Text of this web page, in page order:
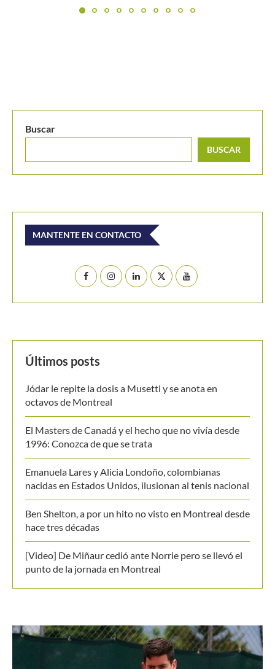
Buscar
BUSCAR
MANTENTE EN CONTACTO
Últimos posts
Jódar le repite la dosis a Musetti y se anota en
octavos de Montreal
El Masters de Canadá y el hecho que no vivía desde
1996: Conozca de que se trata
Emanuela Lares y Alicia Londoño, colombianas
nacidas en Estados Unidos, ilusionan al tenis nacional
Ben Shelton, a por un hito no visto en Montreal desde
hace tres décadas
[Video] De Miñaur cedió ante Norrie pero se llevó el
punto de la jornada en Montreal